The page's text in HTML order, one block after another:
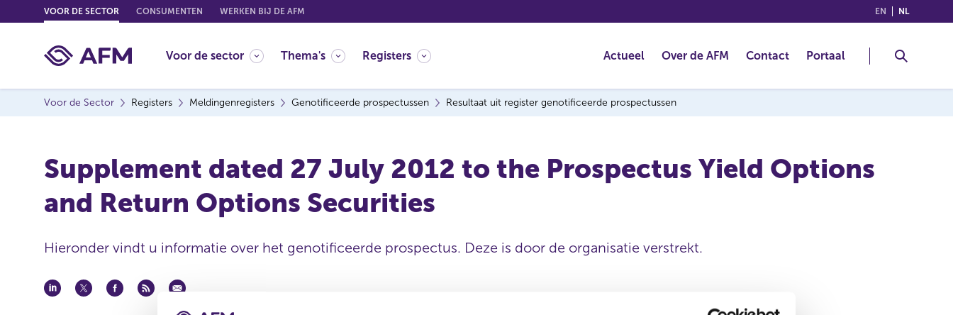
o
o
EN (ENGLISH)
NL
VOOR DE SECTOR CONSUMENTEN WERKEN BIJ DE AFM
Voor de sector Thema's Registers Actueel Over de AFM Contact Portaal
Voor de Sector Registers Meldingenregisters Genotificeerde prospectussen Resultaat uit register genotificeerde prospectussen
Supplement dated 27 July 2012 to the Prospectus Yield Options
and Return Options Securities
Hieronder vindt u informatie over het genotificeerde prospectus. Deze is door de organisatie verstrekt.